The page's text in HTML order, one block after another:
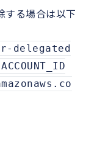
する場合は以下
delegated